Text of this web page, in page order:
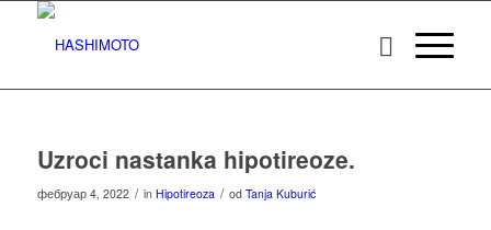
Uzroci nastanka hipotireoze.
фебруар 4, 2022 / in Hipotireoza / od Tanja Kuburić